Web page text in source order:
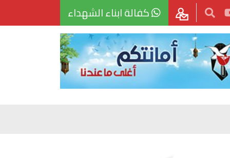
كفالة ابناء الشهداء